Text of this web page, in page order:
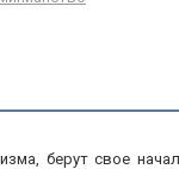
берут свое